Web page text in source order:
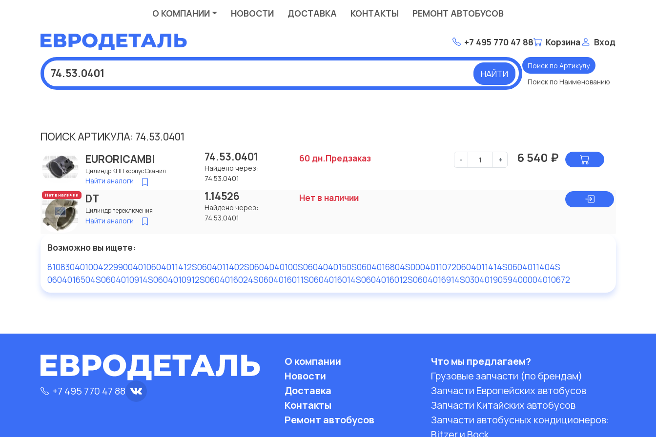
О КОМПАНИИ НОВОСТИ ДОСТАВКА КОНТАКТЫ РЕМОНТ АВТОБУСОВ
+7 495 770 47 88 Корзина Вход
НАЙТИ
Поиск по Артикулу
Поиск по Наименованию
ПОИСК АРТИКУЛА: 74.53.0401
EURORICAMBI
Цилиндр КПП корпус Скания
Найти аналоги
74.53.0401
Найдено через:
74.53.0401
60 дн.Предзаказ - + 6 540 ₽
Нет в наличии DT
Цилиндр переключения
Найти аналоги
1.14526
Найдено через:
74.53.0401
Нет в наличии
Возможно вы ищете:
8108304010042299004010604011412S0604011402S0604040100S0604040150S0604016804S00040110720604011414S0604011404S
0604016504S0604010914S0604010912S0604016024S0604016011S0604016014S0604016012S0604016914S0304019059400004010672
+7 495 770 47 88
О компании
Новости
Доставка
Контакты
Ремонт автобусов
Что мы предлагаем?
Грузовые запчасти (по брендам)
Запчасти Европейских автобусов
Запчасти Китайских автобусов
Запчасти автобусных кондиционеров: